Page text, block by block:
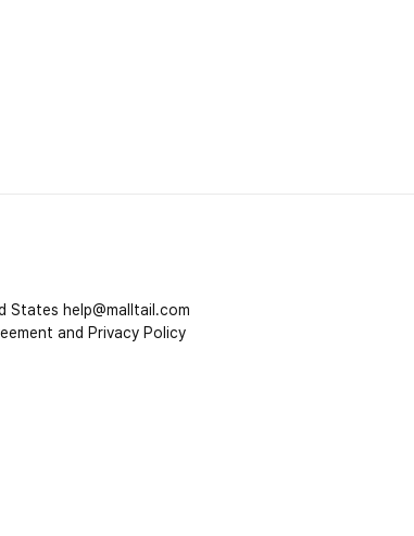
States help@malltail.com
and Privacy Policy